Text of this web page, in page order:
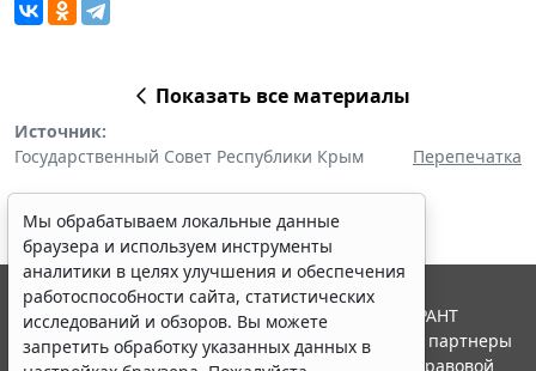
Показать все материалы
Источник:
Государственный Совет Республики Крым
Перепечатка
Мы обрабатываем локальные данные
браузера и используем инструменты
аналитики в целях улучшения и обеспечения
работоспособности сайта, статистических
исследований и обзоров. Вы можете
запретить обработку указанных данных в
© ООО "НПП "ГАРАНТ-СЕРВИС", 2026. Система ГАРАНТ
выпускается с 1990 года. Компания "Гарант" и ее партнеры
являются участниками Российской ассоциации правовой